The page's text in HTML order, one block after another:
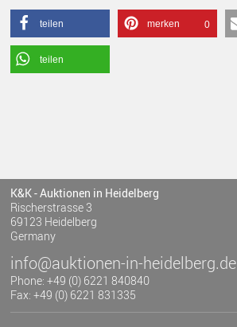
teilen merken 0
teilen
K&K - Auktionen in Heidelberg
Rischerstrasse 3
69123 Heidelberg
Germany
info@auktionen-in-heidelberg.de
Phone: +49 (0) 6221 840840
Fax: +49 (0) 6221 831335